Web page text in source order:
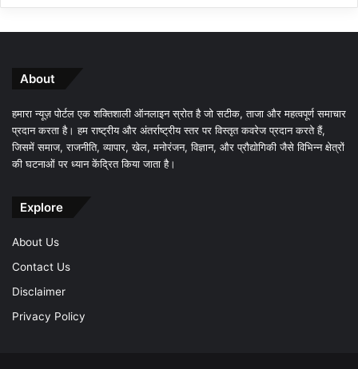
About
हमारा न्यूज़ पोर्टल एक शक्तिशाली ऑनलाइन स्रोत है जो सटीक, ताजा और महत्वपूर्ण समाचार
प्रदान करता है। हम राष्ट्रीय और अंतर्राष्ट्रीय स्तर पर विस्तृत कवरेज प्रदान करते हैं,
जिसमें समाज, राजनीति, व्यापार, खेल, मनोरंजन, विज्ञान, और प्रौद्योगिकी जैसे विभिन्न क्षेत्रों
की घटनाओं पर ध्यान केंद्रित किया जाता है।
Explore
About Us
Contact Us
Disclaimer
Privacy Policy